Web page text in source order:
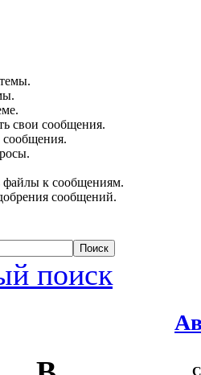
свои сообщения.
сообщения.
файлы к сообщениям.
сообщений.
поиск
С